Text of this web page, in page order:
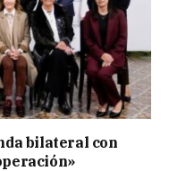
bilateral con